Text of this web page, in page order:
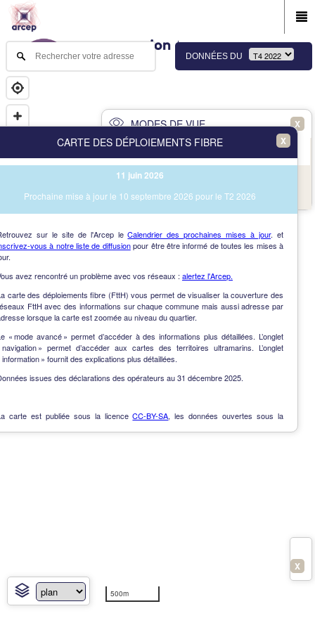
500m
DONNÉES DU
MODES DE VUE X
Vue des immeubles et des communes
X
CARTE DES DÉPLOIEMENTS FIBRE
11 juin 2026
Prochaine mise à jour le 10 septembre 2026 pour le T2 2026
sur le site de l'Arcep leCalendrier des prochaines mises à jour. et
vous à notre liste de diffusionpour être être informé de toutes les mises à
avez rencontré un problème avec vos réseaux : alertez l'Arcep.
carte des déploiements fibre (FttH) vous permet de visualiser la couverture des
FttH avec des informations sur chaque commune mais aussi adresse par
lorsque la carte est zoomée au niveau du quartier.
« mode avancé » permet d’accéder à des informations plus détaillées. L’onglet
navigation » permet d’accéder aux cartes des territoires ultramarins. L’onglet
information » fournit des explications plus détaillées.
issues des déclarations des opérateurs au 31 décembre 2025.
carte est publiée sous la licenceCC-BY-SA, les données ouvertes sous la
X
NAV